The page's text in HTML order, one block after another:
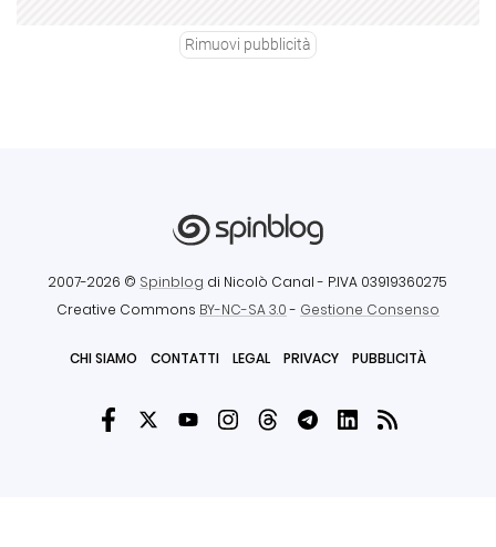
Rimuovi pubblicità
2007-2026 © Spinblog di Nicolò Canal - P.IVA 03919360275
Creative Commons BY-NC-SA 3.0- Gestione Consenso
CHI SIAMO CONTATTI LEGAL PRIVACY PUBBLICITÀ